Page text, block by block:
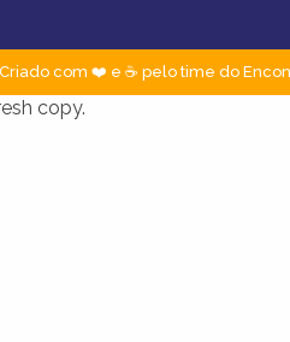
Criado com ❤️ e ☕ pelo time do
copy.